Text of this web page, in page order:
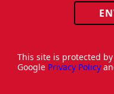
This site is protected by
Google Privacy Policy